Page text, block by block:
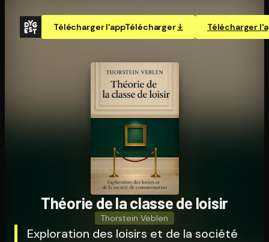
Télécharger l'appTélécharger Télécharger
Théorie de la classe de loisir
Thorstein Veblen
Exploration des loisirs et de la société